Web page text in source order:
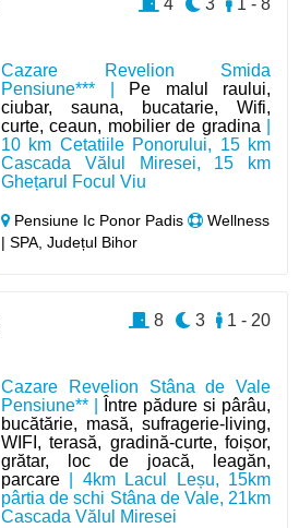
Cazare Revelion Smida
Pensiune*** |
Pe malul raului,
ciubar, sauna, bucatarie, Wifi,
curte, ceaun, mobilier de gradina
10 km Cetatiile Ponorului, 15 km
Cascada Vălul Miresei, 15 km
Ghețarul Focul Viu
Pensiune Ic Ponor Padis
Wellness
| SPA, Județul Bihor
1 - 8
3
4
Cazare Revelion Stâna de Vale
Pensiune** |
Între pădure si pârâu,
bucătărie, masă, sufragerie-living,
WIFI, terasă, gradină-curte, foișor,
grătar, loc de joacă, leagăn,
parcare | 4km Lacul Leșu, 15km
pârtia de schi Stâna de Vale, 21km
Cascada Vălul Miresei
1 - 20
3
8